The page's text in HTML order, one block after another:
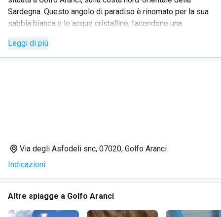
Sardegna. Questo angolo di paradiso è rinomato per la sua
sabbia bianca e le acque cristalline, facendone una
servizi di qualità. La spiaggia offre un'esperienza
indimenticabile immersi tra mare, sole e natura, con servizi
Attività acquatiche:Noleggio di attrezzature per
snorkeling, kayak e paddleboard.
Servizi di ristorazione:Bar e ristoranti nelle vicinanze
Parcheggio: Ampia disponibilità di parcheggi nelle
vicinanze per facilitare l'accesso.
Leggi di più
Via degli Asfodeli snc, 07020, Golfo Aranci
Indicazioni
Altre spiagge a Golfo Aranci